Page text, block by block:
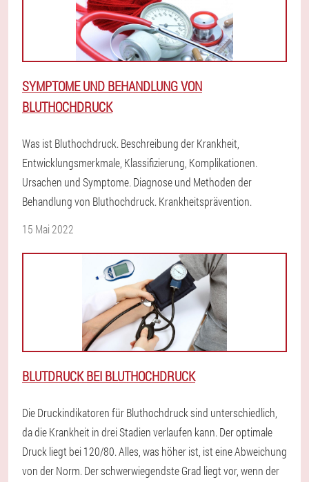
SYMPTOME UND BEHANDLUNG VON
BLUTHOCHDRUCK
Was ist Bluthochdruck. Beschreibung der Krankheit,
Entwicklungsmerkmale, Klassifizierung, Komplikationen.
Ursachen und Symptome. Diagnose und Methoden der
Behandlung von Bluthochdruck. Krankheitsprävention.
15 Mai 2022
BLUTDRUCK BEI BLUTHOCHDRUCK
Die Druckindikatoren für Bluthochdruck sind unterschiedlich,
da die Krankheit in drei Stadien verlaufen kann. Der optimale
Druck liegt bei 120/80. Alles, was höher ist, ist eine Abweichung
von der Norm. Der schwerwiegendste Grad liegt vor, wenn der